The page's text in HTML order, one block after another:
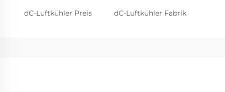
dC-Luftkühler Preis dC-Luftkühler Fabrik